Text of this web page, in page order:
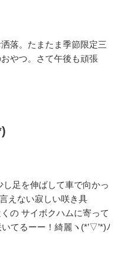
落。たまたま季節限定三
やつ。さて午後も頑張
足を伸ばして車で向かっ
えない寂しい咲き具
の サイボクハムに寄って
てるーー！綺麗ヽ(*’▽’*)ﾉ